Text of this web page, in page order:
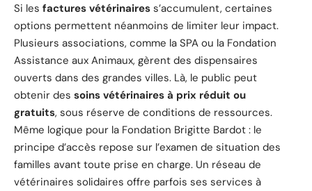
Si les factures vétérinaires s’accumulent, certaines
options permettent néanmoins de limiter leur impact.
Plusieurs associations, comme la SPA ou la Fondation
Assistance aux Animaux, gèrent des dispensaires
ouverts dans des grandes villes. Là, le public peut
obtenir des soins vétérinaires à prix réduit ou
gratuits, sous réserve de conditions de ressources.
Même logique pour la Fondation Brigitte Bardot : le
principe d’accès repose sur l’examen de situation des
familles avant toute prise en charge. Un réseau de
vétérinaires solidaires offre parfois ses services à